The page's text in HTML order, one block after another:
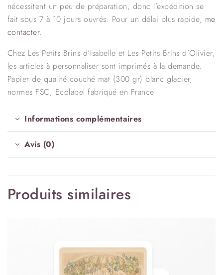
nécessitent un peu de préparation, donc l’expédition se
fait sous 7 à 10 jours ouvrés. Pour un délai plus rapide, me
contacter.
Chez Les Petits Brins d’Isabelle et Les Petits Brins d’Olivier,
les articles à personnaliser sont imprimés à la demande.
Papier de qualité couché mat (300 gr) blanc glacier,
normes FSC, Ecolabel fabriqué en France.
Informations complémentaires
Avis (0)
Produits similaires